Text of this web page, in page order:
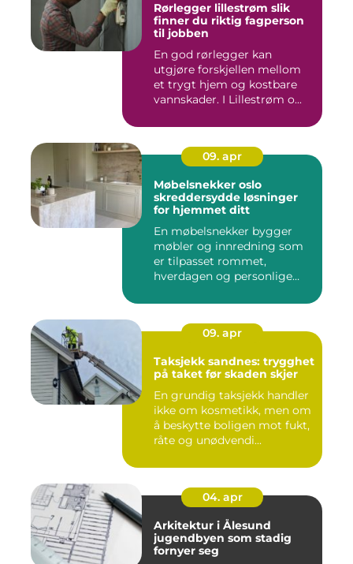
Rørlegger lillestrøm slik
finner du riktig fagperson
til jobben
En god rørlegger kan
utgjøre forskjellen mellom
et trygt hjem og kostbare
vannskader. I Lillestrøm o...
09. apr
Møbelsnekker oslo
skreddersydde løsninger
for hjemmet ditt
En møbelsnekker bygger
møbler og innredning som
er tilpasset rommet,
hverdagen og personlige
09. apr
Taksjekk sandnes: trygghet
på taket før skaden skjer
En grundig taksjekk handler
ikke om kosmetikk, men om
å beskytte boligen mot fukt,
råte og unødvendi...
04. apr
Arkitektur i Ålesund
jugendbyen som stadig
fornyer seg